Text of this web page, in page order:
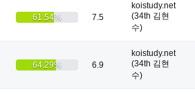
61.54% 7.5
koistudy.net
(34th 김현
수)
64.29% 6.9
koistudy.net
(34th 김현
수)